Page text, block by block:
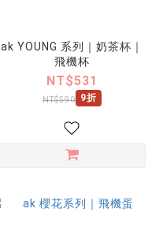
ak YOUNG 系列｜奶茶杯｜
飛機杯
NT$531
NT$590 9折